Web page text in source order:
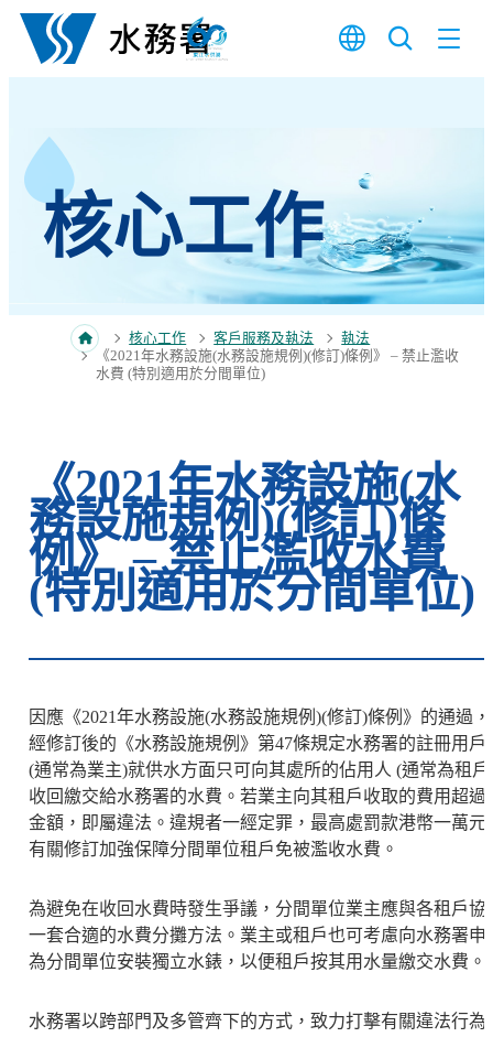
跳至內容
核心工作
核心工作 客戶服務及執法
執法
《2021年水務設施(水務設施規例)(修訂)條例》 – 禁止濫收
水費 (特別適用於分間單位)
《2021年水務設施(水
務設施規例)(修訂)條
例》 – 禁止濫收水費
(特別適用於分間單位)
因應《2021年水務設施(水務設施規例)(修訂)條例》的通過，
經修訂後的《水務設施規例》第47條規定水務署的註冊用戶
(通常為業主)就供水方面只可向其處所的佔用人 (通常為租戶
收回繳交給水務署的水費。若業主向其租戶收取的費用超過
金額，即屬違法。違規者一經定罪，最高處罰款港幣一萬元
有關修訂加強保障分間單位租戶免被濫收水費。
為避免在收回水費時發生爭議，分間單位業主應與各租戶協
一套合適的水費分攤方法。業主或租戶也可考慮向水務署申
為分間單位安裝獨立水錶，以便租戶按其用水量繳交水費。
水務署以跨部門及多管齊下的方式，致力打擊有關違法行為